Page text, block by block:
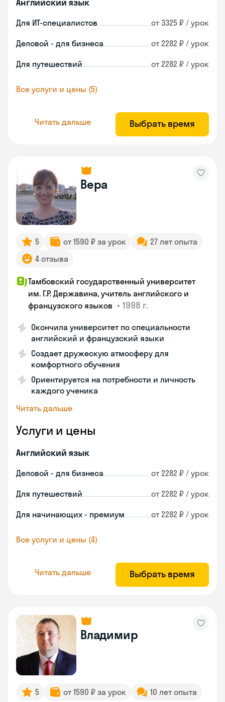
Для ИТ-специалистов от 3325 ₽ / урок
Деловой - для бизнеса от 2282 ₽ / урок
Для путешествий от 2282 ₽ / урок
Все услуги и цены (5)
Читать дальше Выбрать время
Вера
5 от 1590 ₽ за урок
27 лет опыта
4 отзыва
Тамбовский государственный университет
им. Г.Р. Державина, учитель английского и
французского языков • 1998 г.
Окончила университет по специальности
английский и французский языки
Создает дружескую атмосферу для
комфортного обучения
Ориентируется на потребности и личность
каждого ученика
Читать дальше
Услуги и цены
Английский язык
Деловой - для бизнеса от 2282 ₽ / урок
Для путешествий от 2282 ₽ / урок
Для начинающих - премиум от 2282 ₽ / урок
Все услуги и цены (4)
Читать дальше Выбрать время
Владимир
5 от 1590 ₽ за урок 10 лет опыта